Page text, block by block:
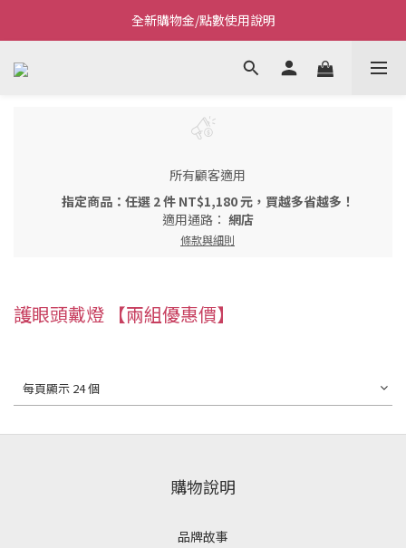
Welcome~私藏生活~
全新購物金/點數使用說明
Welcome~私藏生活~
所有顧客適用
指定商品：任選 2 件 NT$1,180 元，買越多省越多！
適用通路： 網店
條款與細則
護眼頭戴燈 【兩組優惠價】
每頁顯示 24 個
購物說明
品牌故事